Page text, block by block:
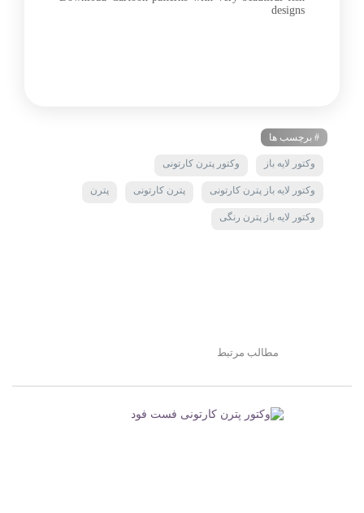
designs
# برچسب ها
وکتور لایه باز وکتور پترن کارتونی
وکتور لایه باز پترن کارتونی پترن کارتونی پترن
وکتور لایه باز پترن رنگی
مطالب مرتبط